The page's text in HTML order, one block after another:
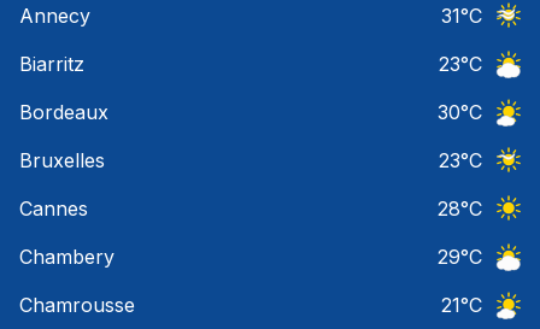
Annecy
31°C
Biarritz
23°C
Bordeaux
30°C
Bruxelles
23°C
Cannes
28°C
Chambery
29°C
Chamrousse
21°C